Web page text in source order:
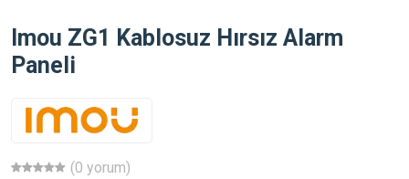
Imou ZG1 Kablosuz Hırsız Alarm
Paneli
(0 yorum)